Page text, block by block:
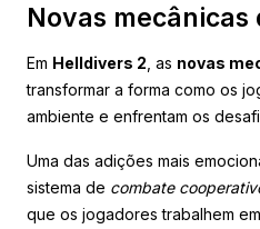
Novas mecânicas
Em Helldivers 2 , as novas
transformar a forma como os
ambiente e enfrentam os
Uma das adições mais
sistema de combate
que os jogadores trabalhem